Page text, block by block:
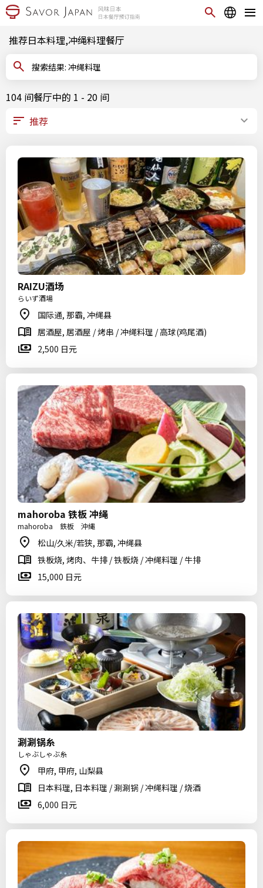
推荐日本料理,冲绳料理餐厅
搜索结果: 冲绳料理
104 间餐厅中的 1 - 20 间
RAIZU酒场
らいず酒場
国际通, 那霸, 冲绳县
居酒屋, 居酒屋 / 烤串 / 冲绳料理 / 高球(鸡尾酒)
2,500 日元
mahoroba 铁板 冲绳
mahoroba 鉄板 沖縄
松山/久米/若狭, 那霸, 冲绳县
铁板烧, 烤肉、牛排 / 铁板烧 / 冲绳料理 / 牛排
15,000 日元
涮涮锅糸
しゃぶしゃぶ糸
甲府, 甲府, 山梨县
日本料理, 日本料理 / 涮涮锅 / 冲绳料理 / 烧酒
6,000 日元